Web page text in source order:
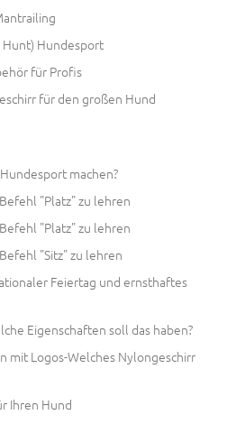
Hunt) Hundesport
für Profis
für den großen Hund
machen?
"Platz" zu lehren
"Platz" zu lehren
"Sitz" zu lehren
Feiertag und ernsthaftes
Eigenschaften soll das haben?
mit Logos-Welches Nylongeschirr
Ihren Hund